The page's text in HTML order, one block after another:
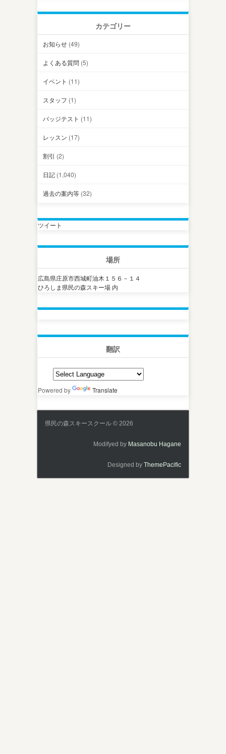
カテゴリー
お知らせ (49)
よくある質問 (5)
イベント (11)
スタッフ (1)
バッジテスト (11)
レッスン (17)
割引 (2)
日記 (1,040)
過去の案内等 (32)
ツイート
場所
広島県庄原市西城町油木１５６－１４
ひろしま県民の森スキー場 内
翻訳
Powered by Translate
県民の森スキースクール © 2026
Modifyed by Masanobu Hagane
Designed by ThemePacific